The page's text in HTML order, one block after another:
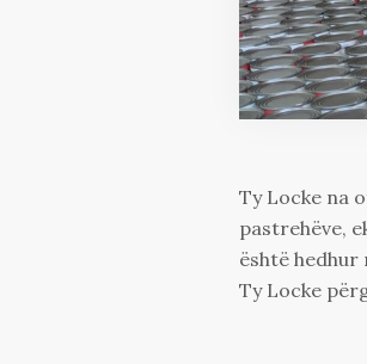
Ty Locke na
pastrehëve,
është hedhur
Ty Locke